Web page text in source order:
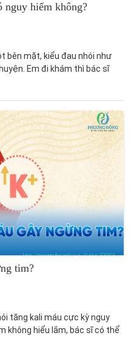
nguy hiểm không​?
bên mặt, kiểu đau nhói như
Em đi khám thì bác sĩ
tim?
tăng kali máu cực kỳ nguy
không hiểu lắm, bác sĩ có thể